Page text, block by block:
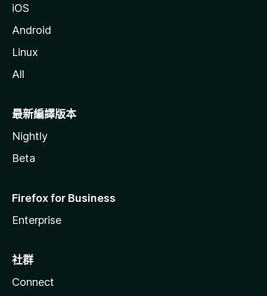
iOS
Android
Linux
All
最新編譯版本
Nightly
Beta
Firefox for Business
Enterprise
社群
Connect